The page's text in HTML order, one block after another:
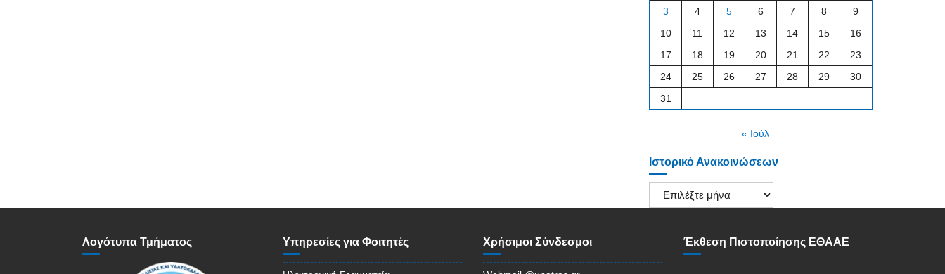
3
4 5 6 7 8
9
10
11 12 13 14 15
16
17
18 19 20 21 22
23
24
25 26 27 28 29
30
31
« Ιούλ
Ιστορικό Ανακοινώσεων
Ιστορικό
Ανακοινώσεων
Λογότυπα Τμήματος Υπηρεσίες για Φοιτητές Χρήσιμοι Σύνδεσμοι Έκθεση Πιστοποίησης ΕΘΑΑΕ